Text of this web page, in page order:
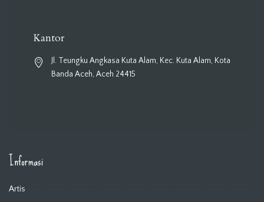
Kantor
Jl. Teungku Angkasa Kuta Alam, Kec. Kuta Alam, Kota
Banda Aceh, Aceh 24415
Informasi
Artis